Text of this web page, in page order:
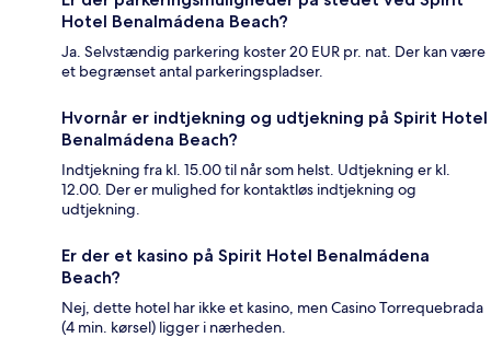
Hotel Benalmádena Beach?
Ja. Selvstændig parkering koster 20 EUR pr. nat. Der kan være
et begrænset antal parkeringspladser.
Hvornår er indtjekning og udtjekning på Spirit Hotel
Benalmádena Beach?
Indtjekning fra kl. 15.00 til når som helst. Udtjekning er kl.
12.00. Der er mulighed for kontaktløs indtjekning og
udtjekning.
Er der et kasino på Spirit Hotel Benalmádena
Beach?
Nej, dette hotel har ikke et kasino, men Casino Torrequebrada
(4 min. kørsel) ligger i nærheden.